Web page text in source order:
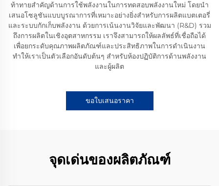
ท้าทายสำคัญด้านการใช้พลังงานในการทดสอบพลังงานใหม่ โดยนำ
เสนอโซลูชันแบบบูรณาการที่เหมาะอย่างยิ่งสำหรับการผลิตแบตเตอรี่
และระบบกักเก็บพลังงาน ด้วยการเน้นงานวิจัยและพัฒนา (R&D) รวม
ถึงการผลิตในเชิงอุตสาหกรรม เราจึงสามารถให้ผลลัพธ์ที่เชื่อถือได้
เพื่อยกระดับคุณภาพผลิตภัณฑ์และประสิทธิภาพในการดำเนินงาน
ทำให้เราเป็นตัวเลือกอันดับต้นๆ สำหรับห้องปฏิบัติการด้านพลังงาน
และผู้ผลิต
ขอใบเสนอราคา
จุดเด่นของผลิตภัณฑ์